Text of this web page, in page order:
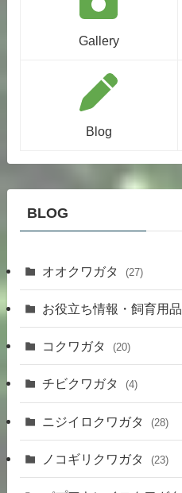
Gallery
Blog
BLOG
オオクワガタ (27)
お役立ち情報・飼育用
コクワガタ (20)
チビクワガタ (4)
ニジイロクワガタ (28)
ノコギリクワガタ (23)